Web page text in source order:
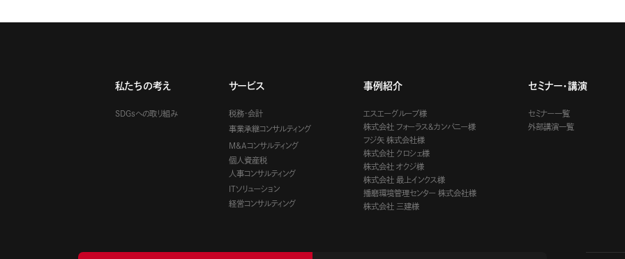
私たちの考え
SDGsへの取り組み
サービス
税務・会計
事業承継コンサルティング
M&Aコンサルティング
個人資産税
人事コンサルティング
ITソリューション
経営コンサルティング
事例紹介
エスエーグループ様
株式会社 フォーラス＆カンパニー様
フジ矢 株式会社様
株式会社 クロシェ様
株式会社 オクジ様
株式会社 最上インクス様
播磨環境管理センター 株式会社様
株式会社 三建様
セミナー・講演
セミナー一覧
外部講演一覧